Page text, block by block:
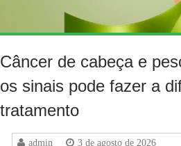
Câncer de cabeça e
os sinais pode fazer a
tratamento
admin 3 de agosto de 2026